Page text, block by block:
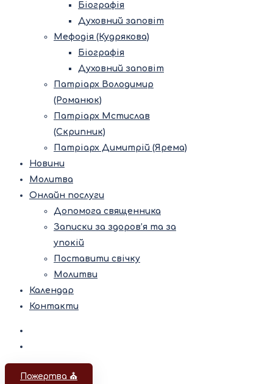
Біографія
Духовний заповіт
Мефодія (Кудрякова)
Біографія
Духовний заповіт
Патріарх Володимир
(Романюк)
Патріарх Мстислав
(Скрипник)
Патріарх Димитрій (Ярема)
Новини
Молитва
Онлайн послуги
Допомога священника
Записки за здоров’я та за
упокій
Поставити свічку
Молитви
Календар
Контакти
Пожертва ⛪️